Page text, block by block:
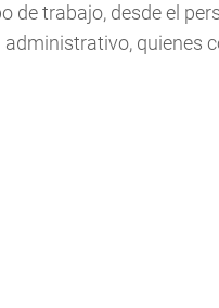
de trabajo, desde el
quienes